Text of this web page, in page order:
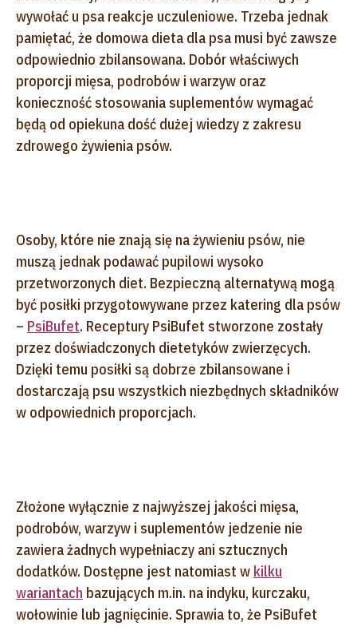
wywołać u psa reakcje uczuleniowe. Trzeba jednak
pamiętać, że domowa dieta dla psa musi być zawsze
odpowiednio zbilansowana. Dobór właściwych
proporcji mięsa, podrobów i warzyw oraz
konieczność stosowania suplementów wymagać
będą od opiekuna dość dużej wiedzy z zakresu
zdrowego żywienia psów.
Osoby, które nie znają się na żywieniu psów, nie
muszą jednak podawać pupilowi wysoko
przetworzonych diet. Bezpieczną alternatywą mogą
być posiłki przygotowywane przez katering dla psów
– PsiBufet. Receptury PsiBufet stworzone zostały
przez doświadczonych dietetyków zwierzęcych.
Dzięki temu posiłki są dobrze zbilansowane i
dostarczają psu wszystkich niezbędnych składników
w odpowiednich proporcjach.
Złożone wyłącznie z najwyższej jakości mięsa,
podrobów, warzyw i suplementów jedzenie nie
zawiera żadnych wypełniaczy ani sztucznych
dodatków. Dostępne jest natomiast w kilku
wariantach bazujących m.in. na indyku, kurczaku,
wołowinie lub jagnięcinie. Sprawia to, że PsiBufet